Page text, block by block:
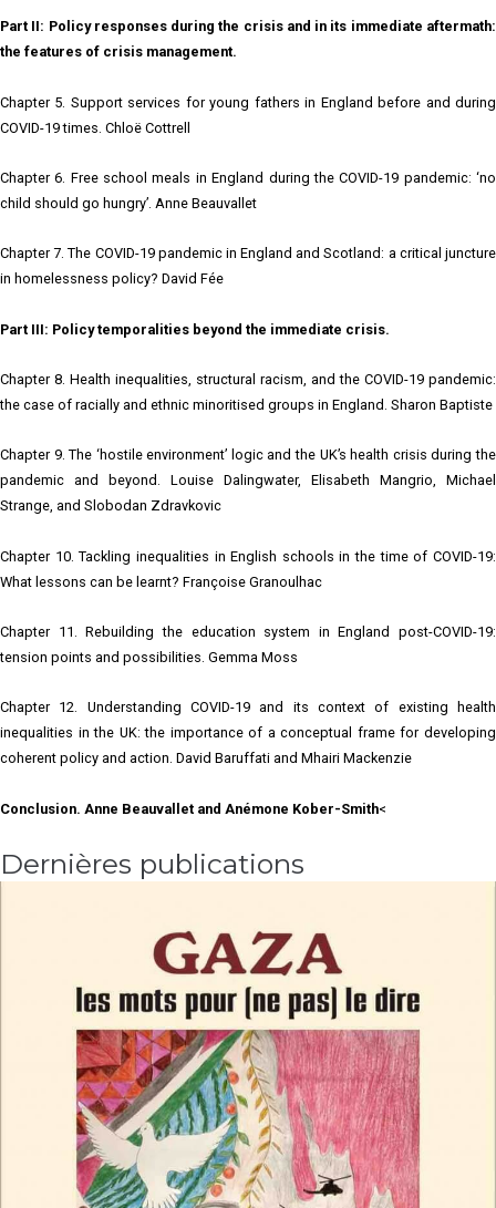
Part II: Policy responses during the crisis and in its immediate aftermath:
the features of crisis management.
Chapter 5. Support services for young fathers in England before and during
COVID-19 times. Chloë Cottrell
Chapter 6. Free school meals in England during the COVID-19 pandemic: ‘no
child should go hungry’. Anne Beauvallet
Chapter 7. The COVID-19 pandemic in England and Scotland: a critical juncture
in homelessness policy? David Fée
Part III: Policy temporalities beyond the immediate crisis.
Chapter 8. Health inequalities, structural racism, and the COVID-19 pandemic:
the case of racially and ethnic minoritised groups in England. Sharon Baptiste
Chapter 9. The ‘hostile environment’ logic and the UK’s health crisis during the
pandemic and beyond. Louise Dalingwater, Elisabeth Mangrio, Michael
Strange, and Slobodan Zdravkovic
Chapter 10. Tackling inequalities in English schools in the time of COVID-19:
What lessons can be learnt? Françoise Granoulhac
Chapter 11. Rebuilding the education system in England post-COVID-19:
tension points and possibilities. Gemma Moss
Chapter 12. Understanding COVID-19 and its context of existing health
inequalities in the UK: the importance of a conceptual frame for developing
coherent policy and action. David Baruffati and Mhairi Mackenzie
Conclusion. Anne Beauvallet and Anémone Kober-Smith<
Dernières publications